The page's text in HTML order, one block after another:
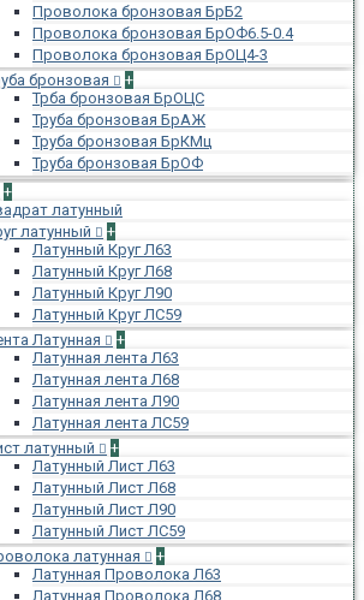
Проволока бронзовая БрБ2
Проволока бронзовая БрОФ6.5-0.4
Проволока бронзовая БрОЦ4-3
бронзовая
+
Трба бронзовая БрОЦС
Труба бронзовая БрАЖ
Труба бронзовая БрКМц
Труба бронзовая БрОФ
+
латунный
латунный
+
Латунный Круг Л63
Латунный Круг Л68
Латунный Круг Л90
Латунный Круг ЛС59
Латунная
+
Латунная лента Л63
Латунная лента Л68
Латунная лента Л90
Латунная лента ЛС59
латунный
+
Латунный Лист Л63
Латунный Лист Л68
Латунный Лист Л90
Латунный Лист ЛС59
латунная
+
Латунная Проволока Л63
Латунная Проволока Л68